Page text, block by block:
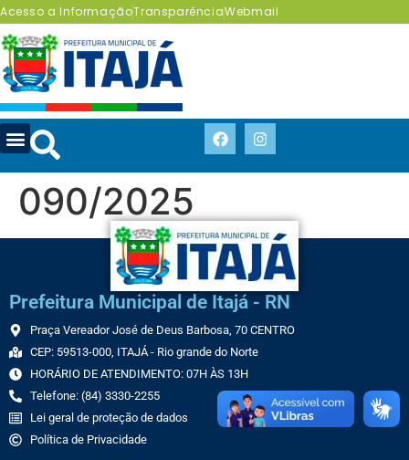
Acesso a InformaçãoTransparênciaWebmail
090/2025
Prefeitura Municipal de Itajá - RN
Praça Vereador José de Deus Barbosa, 70 CENTRO
CEP: 59513-000, ITAJÁ - Rio grande do Norte
HORÁRIO DE ATENDIMENTO: 07H ÀS 13H
Telefone: (84) 3330-2255
Lei geral de proteção de dados
Política de Privacidade